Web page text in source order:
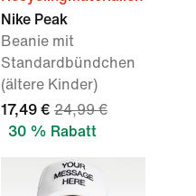
Nike Peak
Beanie mit
Standardbündchen
(ältere Kinder)
17,49 € 24,99 €
30 % Rabatt